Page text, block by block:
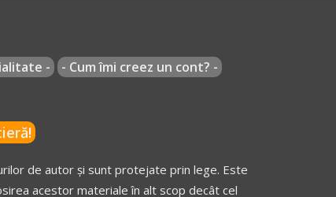
-
- Cum îmi creez un cont? -
de autor și sunt protejate prin lege. Este
acestor materiale în alt scop decât cel